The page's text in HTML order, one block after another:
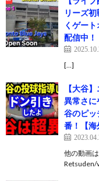
リーズ
くゲー
配信中！
[…]
【大谷
異常さに
谷のピ
番！【海
他の動画
Retsuden/